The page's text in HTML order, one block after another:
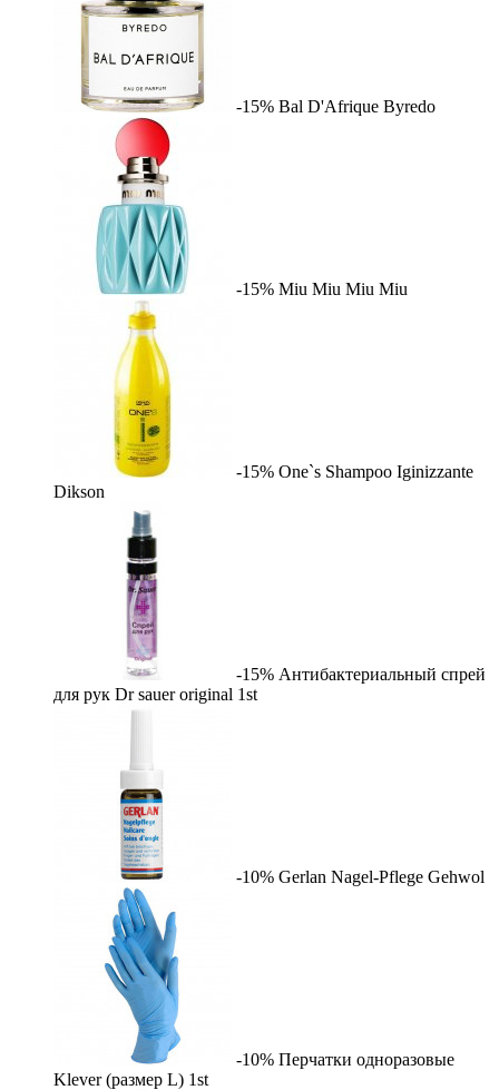
-15% Bal D'Afrique Byredo
-15% Miu Miu Miu Miu
-15% One`s Shampoo Iginizzante
Dikson
-15% Антибактериальный спрей
для рук Dr sauer original 1st
-10% Gerlan Nagel-Pflege Gehwol
-10% Перчатки одноразовые
Klever (размер L) 1st